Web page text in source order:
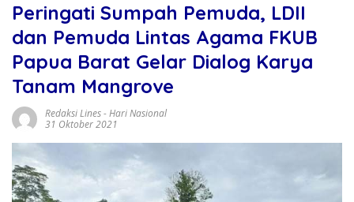
Peringati Sumpah Pemuda, LDII
dan Pemuda Lintas Agama FKUB
Papua Barat Gelar Dialog Karya
Tanam Mangrove
Redaksi Lines-Hari Nasional
31 Oktober 2021